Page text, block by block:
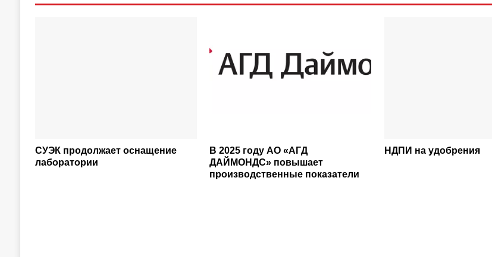
СУЭК продолжает оснащение
лаборатории
В 2025 году АО «АГД
ДАЙМОНДС» повышает
производственные показатели
НДПИ на удобрения